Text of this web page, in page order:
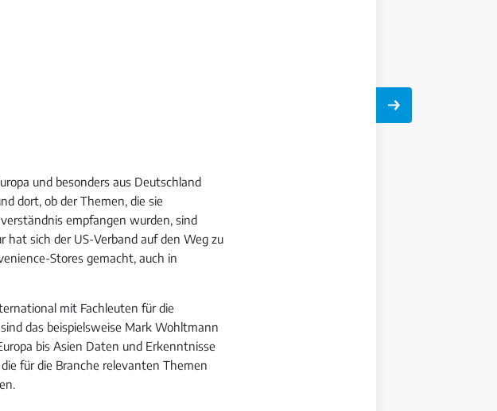
und besonders aus Deutschland
dort, ob der Themen, die sie
empfangen wurden, sind
sich der US-Verband auf den Weg zu
Stores gemacht, auch in
mit Fachleuten für die
das beispielsweise Mark Wohltmann
bis Asien Daten und Erkenntnisse
für die Branche relevanten Themen